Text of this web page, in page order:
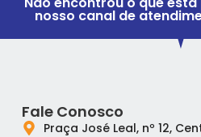
nosso canal de
Fale Conosco
Praça José Leal, nº 12,